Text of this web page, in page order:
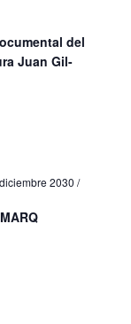
del
Juan Gil-
2030 /